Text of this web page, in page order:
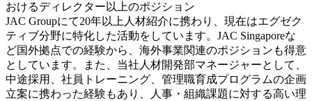
おけるディレクター以上のポジション
JAC Groupにて20年以上人材紹介に携わり、現在はエグゼク
ティブ分野に特化した活動をしています。JAC Singaporeな
ど国外拠点での経験から、海外事業関連のポジションも得意
としています。また、当社人材開発部マネージャーとして、
中途採用、社員トレーニング、管理職育成プログラムの企画
立案に携わった経験もあり、人事・組織課題に対する高い理